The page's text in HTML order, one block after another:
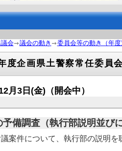
会 議会の動き 委員会等の動き（年度
度企画県土警察常任委員
月3日(金)（開会中）
予備調査（執行部説明並びに
案件について、執行部の説明を